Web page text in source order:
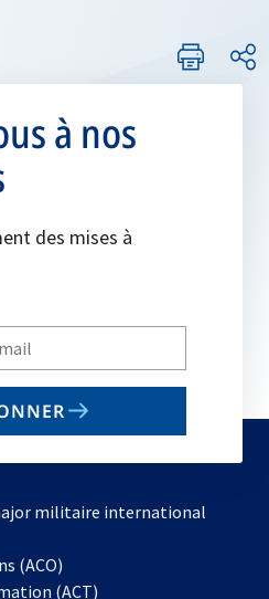
à nos
des mises à
militaire international
(ACO)
dans
(ACT)